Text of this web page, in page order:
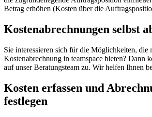
Betrag erhöhen (Kosten über die
Kostenabrechnungen selbst
Sie interessieren sich für die Möglichkeiten, die
Kostenabrechnung in teamspace bieten? Dann
auf unser Beratungsteam zu. Wir helfen Ihnen
Kosten erfassen und
festlegen